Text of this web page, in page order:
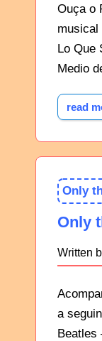
Ouça o
musical
Lo Que
Medio
read
Only
Only
Written
a
Beatles